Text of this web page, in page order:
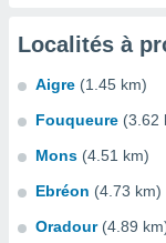
Localités à
Aigre (1.45 km)
Fouqueure (3.62
Mons (4.51 km)
Ebréon (4.73 km)
Oradour (4.89